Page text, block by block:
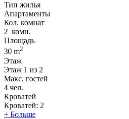
Тип жилья
Апартаменты
Кол. комнат
2 комн.
Площадь
30 m2
Этаж
Этаж 1 из 2
Макс. гостей
4 чел.
Кроватей
Кроватей: 2
+ Больше